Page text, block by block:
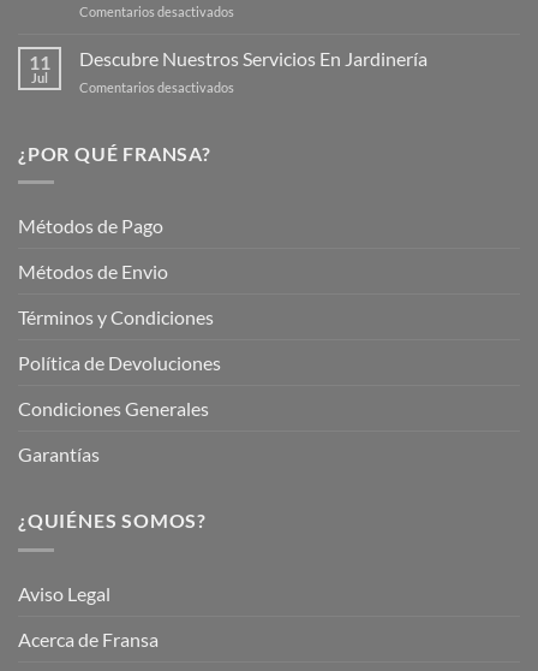
Plantas
Comentarios desactivados
Jardín
11
Jul
Descubre Nuestros Servicios En Jardinería
Comentarios desactivados
¿POR QUÉ FRANSA?
Métodos de Pago
Métodos de Envio
Términos y Condiciones
Política de Devoluciones
Condiciones Generales
Garantías
¿QUIÉNES SOMOS?
Aviso Legal
Acerca de Fransa